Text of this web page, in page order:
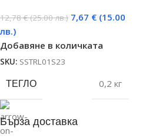
12,78€ (25.00 лв.) 7,67 € (15.00
лв.)
Добавяне в количката
SKU: SSTRL01S23
ТЕГЛО 0,2 кг
Бърза доставка